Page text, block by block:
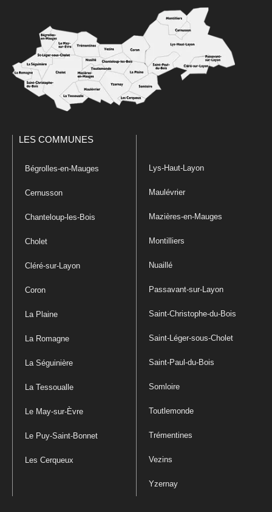
LES COMMUNES
Bégrolles-en-Mauges
Cernusson
Chanteloup-les-Bois
Cholet
Cléré-sur-Layon
Coron
La Plaine
La Romagne
La Séguinière
La Tessoualle
Le May-sur-Èvre
Le Puy-Saint-Bonnet
Les Cerqueux
Lys-Haut-Layon
Maulévrier
Mazières-en-Mauges
Montilliers
Nuaillé
Passavant-sur-Layon
Saint-Christophe-du-Bois
Saint-Léger-sous-Cholet
Saint-Paul-du-Bois
Somloire
Toutlemonde
Trémentines
Vezins
Yzernay